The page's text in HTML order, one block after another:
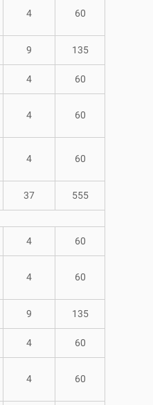
4 60
9 135
4 60
4 60
4 60
37 555
4 60
4 60
9 135
4 60
4 60